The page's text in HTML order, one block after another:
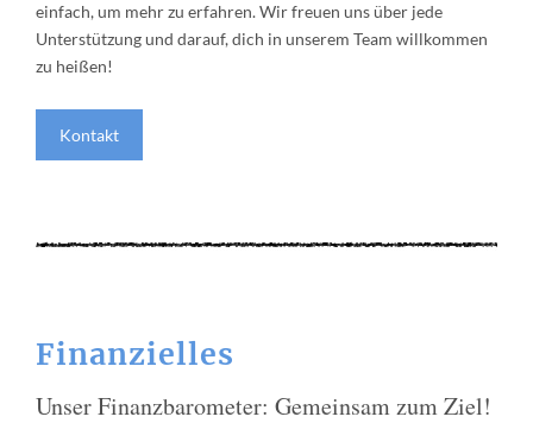
einfach, um mehr zu erfahren. Wir freuen uns über jede
Unterstützung und darauf, dich in unserem Team willkommen
zu heißen!
Kontakt
Finanzielles
Unser Finanzbarometer: Gemeinsam zum Ziel!